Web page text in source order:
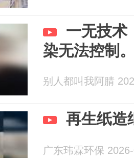
一无技术
染无法控制
别人都叫我阿腈
再生纸造
广东玮霖环保